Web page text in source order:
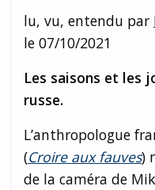
lu, vu, entendu par
le 07/10/2021
Les saisons et les
russe.
L’anthropologue
(Croire aux fauves)
de la caméra de